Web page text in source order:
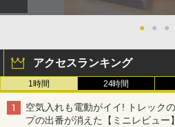
● ● ●
アクセスランキング
1時間 24時間
空気入れも電動がイイ! トレック
プの出番が消えた【ミニレビュー】